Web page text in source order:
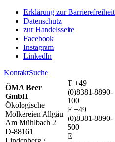
Erklärung zur Barrierefreiheit
Datenschutz
zur Handelsseite
Facebook
Instagram
LinkedIn
KontaktSuche
ÖMA Beer
GmbH
Ökologische
Molkereien Allgäu
Am Mühlbach 2
D-88161
Lindenberg /
T +49
(0)8381-8890-
100
F +49
(0)8381-8890-
500
E